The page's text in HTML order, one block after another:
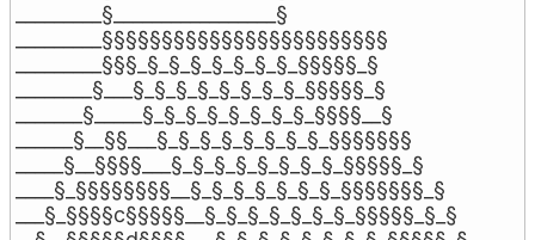
_________§_________________§
_________§§§§§§§§§§§§§§§§§§§§§§§§
_________§§§_§_§_§_§_§_§_§_§§§§§_§
________§___§_§_§_§_§_§_§_§_§§§§§_§
_______§_____§_§_§_§_§_§_§_§_§§§§__§
______§__§§___§_§_§_§_§_§_§_§_§§§§§§§
_____§__§§§§___§_§_§_§_§_§_§_§_§§§§§_§
____§_§§§§§§§§__§_§_§_§_§_§_§_§§§§§§§_§
___§_§§§§c§§§§§__§_§_§_§_§_§_§_§§§§§_§_§